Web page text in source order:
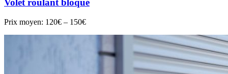
Volet roulant bloqué
Prix moyen: 120€ – 150€